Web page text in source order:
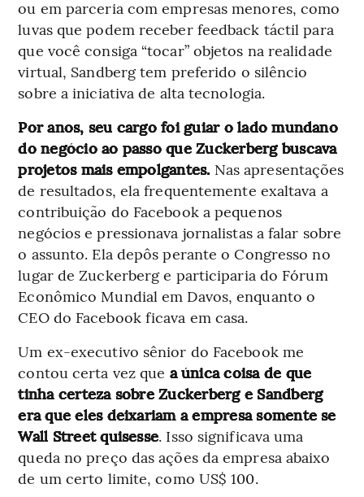
ou em parceria com empresas menores, como
luvas que podem receber feedback táctil para
que você consiga “tocar” objetos na realidade
virtual, Sandberg tem preferido o silêncio
sobre a iniciativa de alta tecnologia.
Por anos, seu cargo foi guiar o lado mundano
do negócio ao passo que Zuckerberg buscava
projetos mais empolgantes. Nas apresentações
de resultados, ela frequentemente exaltava a
contribuição do Facebook a pequenos
negócios e pressionava jornalistas a falar sobre
o assunto. Ela depôs perante o Congresso no
lugar de Zuckerberg e participaria do Fórum
Econômico Mundial em Davos, enquanto o
CEO do Facebook ficava em casa.
Um ex-executivo sênior do Facebook me
contou certa vez que a única coisa de que
tinha certeza sobre Zuckerberg e Sandberg
era que eles deixariam a empresa somente se
Wall Street quisesse. Isso significava uma
queda no preço das ações da empresa abaixo
de um certo limite, como US$ 100.